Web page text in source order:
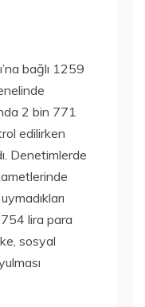
bağlı 1259
2 bin 771
edilirken
Denetimlerde
lira para
sosyal